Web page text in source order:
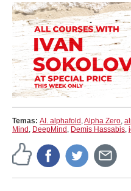
Temas: AI. alphafold ,Alpha Zero,
Mind , DeepMind , Demis Hassabis,